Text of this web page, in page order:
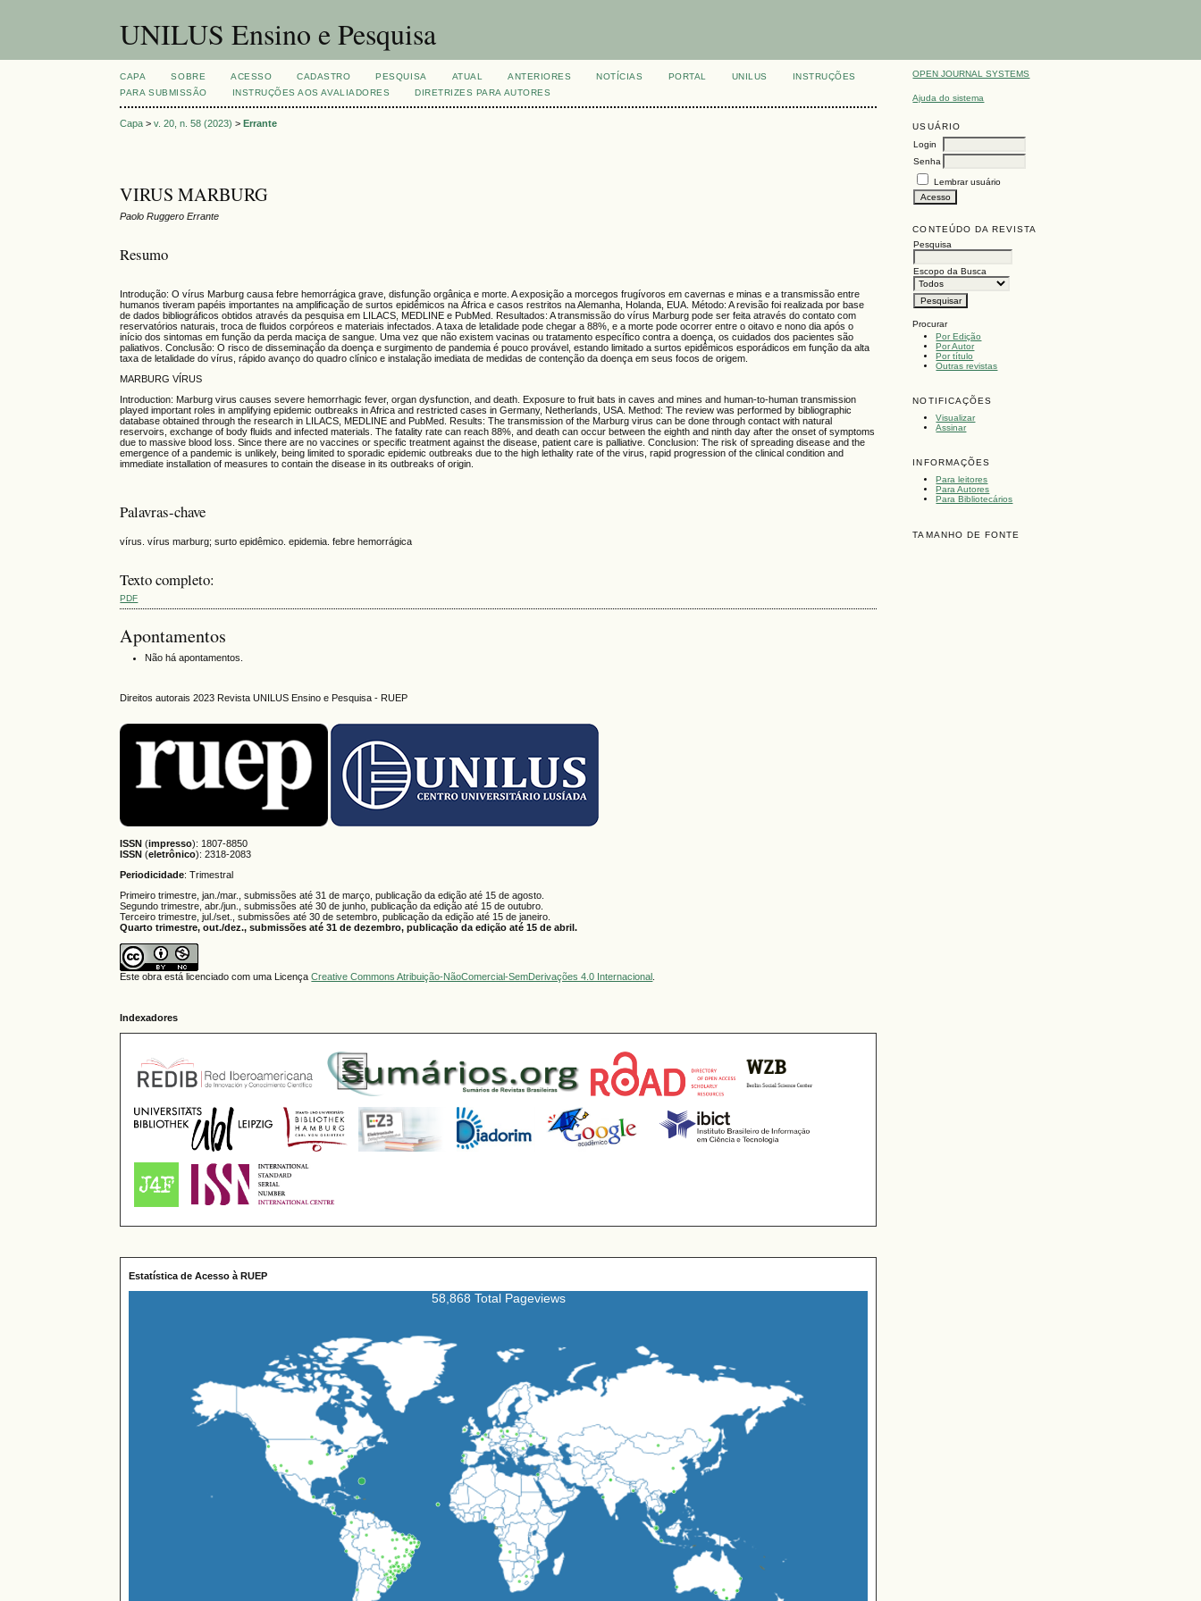
UNILUS Ensino e Pesquisa
OPEN JOURNAL SYSTEMS
Ajuda do sistema
USUÁRIO
Login
Senha
Lembrar usuário
CONTEÚDO DA REVISTA
Pesquisa
Escopo da Busca
Procurar
Por Edição
Por Autor
Por título
Outras revistas
NOTIFICAÇÕES
Visualizar
Assinar
INFORMAÇÕES
Para leitores
Para Autores
Para Bibliotecários
TAMANHO DE FONTE
CAPA SOBRE ACESSO CADASTRO PESQUISA ATUAL ANTERIORES NOTÍCIAS PORTAL UNILUS
INSTRUÇÕES
PARA SUBMISSÃO
INSTRUÇÕES AOS AVALIADORES DIRETRIZES PARA AUTORES
Capa >v. 20, n. 58 (2023) >Errante
VIRUS MARBURG
Paolo Ruggero Errante
Resumo
Introdução: O vírus Marburg causa febre hemorrágica grave, disfunção orgânica e morte. A exposição a morcegos frugívoros em cavernas e minas e a transmissão entre
humanos tiveram papéis importantes na amplificação de surtos epidêmicos na África e casos restritos na Alemanha, Holanda, EUA. Método: A revisão foi realizada por base
de dados bibliográficos obtidos através da pesquisa em LILACS, MEDLINE e PubMed. Resultados: A transmissão do vírus Marburg pode ser feita através do contato com
reservatórios naturais, troca de fluidos corpóreos e materiais infectados. A taxa de letalidade pode chegar a 88%, e a morte pode ocorrer entre o oitavo e nono dia após o
início dos sintomas em função da perda maciça de sangue. Uma vez que não existem vacinas ou tratamento específico contra a doença, os cuidados dos pacientes são
paliativos. Conclusão: O risco de disseminação da doença e surgimento de pandemia é pouco provável, estando limitado a surtos epidêmicos esporádicos em função da alta
taxa de letalidade do vírus, rápido avanço do quadro clínico e instalação imediata de medidas de contenção da doença em seus focos de origem.
MARBURG VÍRUS
Introduction: Marburg virus causes severe hemorrhagic fever, organ dysfunction, and death. Exposure to fruit bats in caves and mines and human-to-human transmission
played important roles in amplifying epidemic outbreaks in Africa and restricted cases in Germany, Netherlands, USA. Method: The review was performed by bibliographic
database obtained through the research in LILACS, MEDLINE and PubMed. Results: The transmission of the Marburg virus can be done through contact with natural
reservoirs, exchange of body fluids and infected materials. The fatality rate can reach 88%, and death can occur between the eighth and ninth day after the onset of symptoms
due to massive blood loss. Since there are no vaccines or specific treatment against the disease, patient care is palliative. Conclusion: The risk of spreading disease and the
emergence of a pandemic is unlikely, being limited to sporadic epidemic outbreaks due to the high lethality rate of the virus, rapid progression of the clinical condition and
immediate installation of measures to contain the disease in its outbreaks of origin.
Palavras-chave
vírus. vírus marburg; surto epidêmico. epidemia. febre hemorrágica
Texto completo:
PDF
Apontamentos
Não há apontamentos.
Direitos autorais 2023 Revista UNILUS Ensino e Pesquisa - RUEP
ISSN (impresso): 1807-8850
ISSN (eletrônico):2318-2083
Periodicidade: Trimestral
Primeiro trimestre, jan./mar., submissões até 31 de março, publicação da edição até 15 de agosto.
Segundo trimestre, abr./jun., submissões até 30 de junho, publicação da edição até 15 de outubro.
Terceiro trimestre, jul./set., submissões até 30 de setembro, publicação da edição até 15 de janeiro.
Quarto trimestre, out./dez., submissões até 31 de dezembro, publicação da edição até 15 de abril.
Este obra está licenciado com uma LicençaCreative Commons Atribuição-NãoComercial-SemDerivações 4.0 Internacional
Indexadores
Estatística de Acesso à RUEP
58,868 Total Pageviews